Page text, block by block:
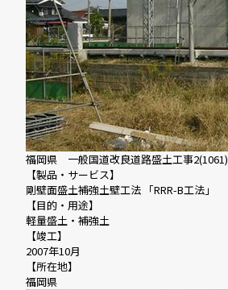
福岡県 一般国道改良道路盛土工事2(1061)
【製品・サービス】
剛壁面盛土補強土壁工法 「RRR-B工法」
【目的・用途】
軽量盛土・補強土
【竣工】
2007年10月
【所在地】
福岡県